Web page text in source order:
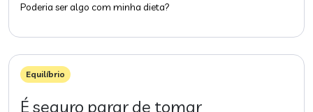
Poderia ser algo com minha dieta?
Equilíbrio
É seguro parar de tomar